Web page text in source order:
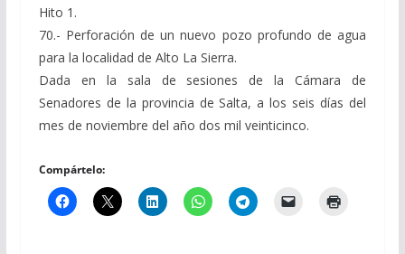
Hito 1.
70.- Perforación de un nuevo pozo profundo de agua
para la localidad de Alto La Sierra.
Dada en la sala de sesiones de la Cámara de
Senadores de la provincia de Salta, a los seis días del
mes de noviembre del año dos mil veinticinco.
Compártelo: